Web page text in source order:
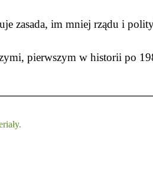
zasada, im mniej rządu i
pierwszym w historii po